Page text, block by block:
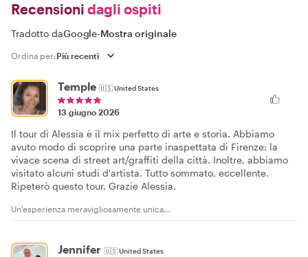
Recensioni dagli ospiti
Tradotto daGoogle-Mostra originale
Ordina per:
Temple 🇺🇸United States
13 giugno 2026
Il tour di Alessia è il mix perfetto di arte e storia. Abbiamo
avuto modo di scoprire una parte inaspettata di Firenze: la
vivace scena di street art/graffiti della città. Inoltre, abbiamo
visitato alcuni studi d'artista. Tutto sommato, eccellente.
Ripeterò questo tour. Grazie Alessia.
Un'esperienza meravigliosamente unica…
Jennifer 🇺🇸United States